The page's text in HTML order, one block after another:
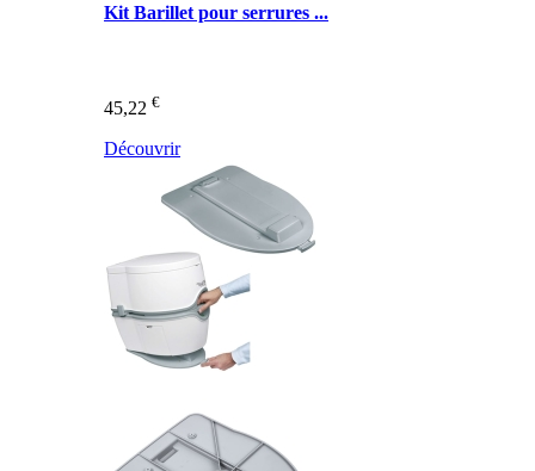
Kit Barillet pour serrures ...
45,22 €
Découvrir